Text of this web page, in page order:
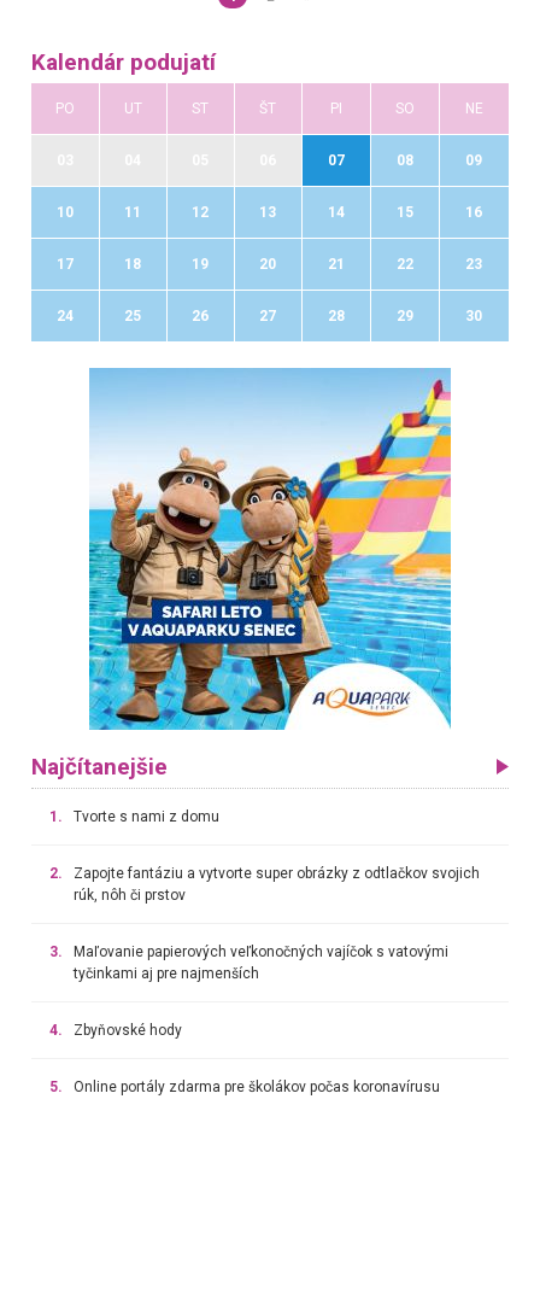
Kalendár podujatí
PO UT ST ŠT PI SO NE
07 08 09
10 11 12 13 14 15 16
17 18 19 20 21 22 23
24 25 26 27 28 29 30
Najčítanejšie
1. Tvorte s nami z domu
2.
Zapojte fantáziu a vytvorte super obrázky z odtlačkov svojich
rúk, nôh či prstov
3.
Maľovanie papierových veľkonočných vajíčok s vatovými
tyčinkami aj pre najmenších
4. Zbyňovské hody
5. Online portály zdarma pre školákov počas koronavírusu